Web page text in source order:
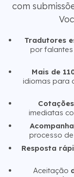
com
Tradutores
por falantes
Mais de
idiomas para
imediatas
processo
Resposta
Aceitação